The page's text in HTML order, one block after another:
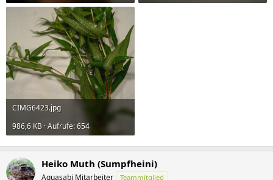
CIMG6423.jpg
986,6 KB · Aufrufe: 654
Heiko Muth (Sumpfheini)
Aquasabi Mitarbeiter Teammitglied